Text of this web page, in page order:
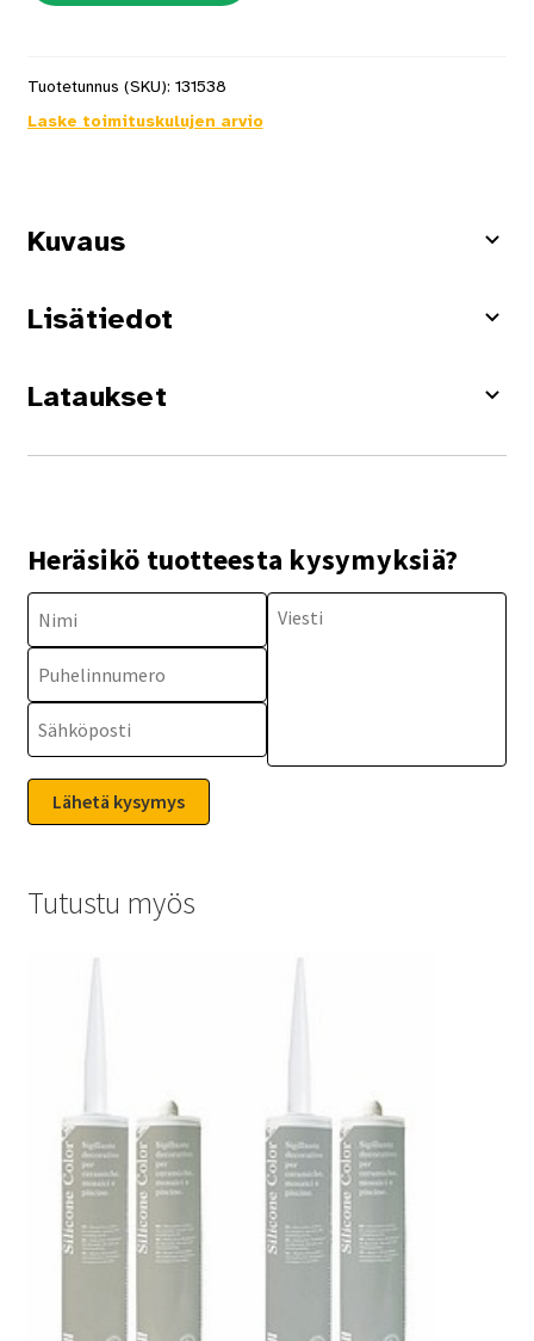
Tuotetunnus (SKU): 131538
Laske toimituskulujen arvio
Kuvaus
Lisätiedot
Lataukset
Heräsikö tuotteesta kysymyksiä?
Tutustu myös